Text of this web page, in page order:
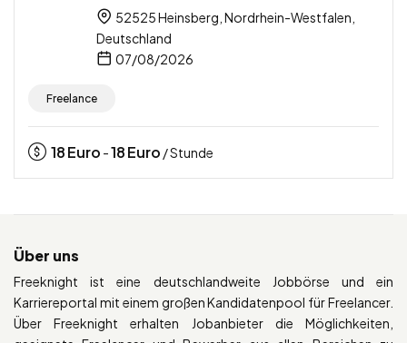
52525 Heinsberg, Nordrhein-Westfalen,
Deutschland
07/08/2026
Freelance
18Euro -18Euro / Stunde
Über uns
Freeknight ist eine deutschlandweite Jobbörse und ein
Karriereportal mit einem großen Kandidatenpool für Freelancer.
Über Freeknight erhalten Jobanbieter die Möglichkeiten,